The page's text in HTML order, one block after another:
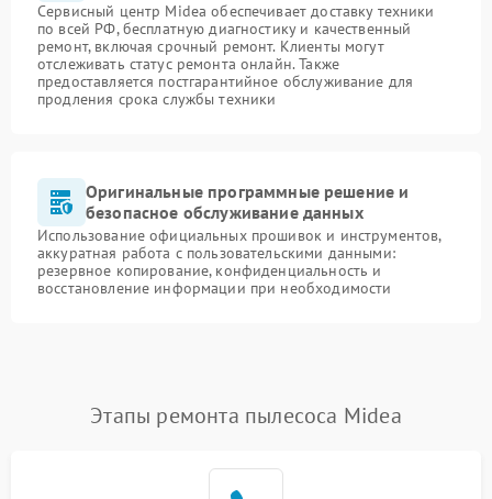
Сервисный центр Midea обеспечивает доставку техники
по всей РФ, бесплатную диагностику и качественный
ремонт, включая срочный ремонт. Клиенты могут
отслеживать статус ремонта онлайн. Также
предоставляется постгарантийное обслуживание для
продления срока службы техники
Оригинальные программные решение и
безопасное обслуживание данных
Использование официальных прошивок и инструментов,
аккуратная работа с пользовательскими данными:
резервное копирование, конфиденциальность и
восстановление информации при необходимости
Этапы ремонта пылесоса Midea